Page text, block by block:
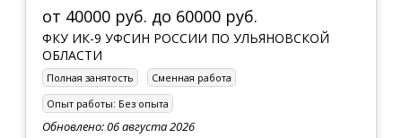
от 40000 руб. до 60000 руб.
ФКУ ИК-9 УФСИН РОССИИ ПО УЛЬЯНОВСКОЙ
ОБЛАСТИ
Полная занятость
Сменная работа
Опыт работы: Без опыта
Обновлено: 06 августа 2026